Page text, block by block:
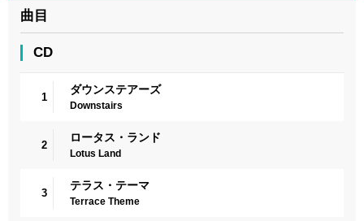
曲目
CD
1
ダウンステアーズ
Downstairs
2
ロータス・ランド
Lotus Land
3
テラス・テーマ
Terrace Theme